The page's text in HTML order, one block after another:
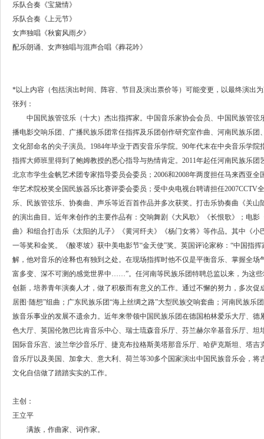
乐队合奏《宝黛情》
乐队合奏《上元节》
女声独唱《秋窗风雨夕》
配乐朗诵、女声独唱与混声合唱《葬花吟》
*以上内容（包括演出时间、阵容、节目及演出票价等）可能变更，以最终演出
张列：
中国民族管弦乐（十大）杰出指挥家。中国音乐家协会会员、中国民族管弦
播电影交响乐团、广播民族乐团常任指挥及乐团创作研究室作曲、河南民族乐
文化部命名的尖子演员。1984年毕业于西安音乐学院。90年代末在中央音乐学
指挥大师班里得到了鲍姆教授的悉心指导与热情肯定。2011年起任河南民族乐
北京市学生金帆艺术团专家指导委员会委员；2006和2008年两度担任马来西亚
华艺术院校奖全国民族器乐比赛评委会委员；受中央电视台聘请担任2007CCTV
乐、民族管弦乐、协奏曲、声乐等近百首作品并多次获奖。打击乐协奏曲《关
的演出曲目。近年来创作的主要作品有：交响舞剧《大风歌》《长恨歌》；电
曲》和组合打击乐《太阳的儿子》《黄河纤夫》《杨门女将》等作品。其中《
一等奖和金奖。《酸枣坡》获中美电影节“金天使”奖。英国评论家称：“中国指
解，他对音乐的诠释也有独到之处。在现场指挥时他不仅是平衡音乐、掌握全
富多变、深不可测的感觉世界中……”。任河南等民族乐团特聘总监以来，为这
创新，培养青年演奏人才，做了积极而有意义的工作。通过不懈的努力，多次
居图·随想”组曲；广东民族乐团“海上丝绸之路”大型民族交响套曲；河南民族乐
族音乐事业的发展不遗余力。近年来带领中国民族乐团在德国柏林爱乐大厅、
色大厅、英国伦敦巴比肯音乐中心、瑞士琉森音乐厅、芬兰赫尔辛基音乐厅、
国际音乐宫、波兰华沙音乐厅、捷克布拉格斯美塔那音乐厅、哈萨克斯坦、塔
音乐厅以及美国、加拿大、意大利、荷兰等30多个国家演出中国民族音乐会，
文化自信做了踏踏实实的工作。
主创：
王立平
满族，作曲家、词作家。